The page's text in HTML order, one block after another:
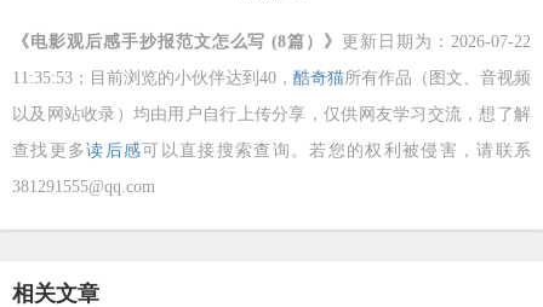
《电影观后感手抄报范文怎么写 (8篇）》
更新日期为：2026-07-22
11:35:53；目前浏览的小伙伴达到 40， 酷奇猫所有作品（图文、音视频
以及网站收录）均由用户自行上传分享，仅供网友学习交流，想了解
查找更多读后感可以直接搜索查询。若您的权利被侵害，请联系
381291555@qq.com
相关文章